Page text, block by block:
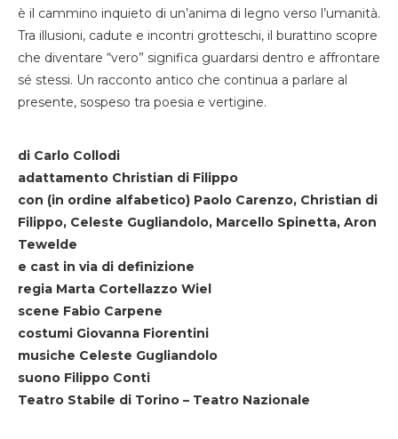
è il cammino inquieto di un’anima di legno verso l’umanità.
Tra illusioni, cadute e incontri grotteschi, il burattino scopre
che diventare “vero” significa guardarsi dentro e affrontare
sé stessi. Un racconto antico che continua a parlare al
presente, sospeso tra poesia e vertigine.
di Carlo Collodi
adattamento Christian di Filippo
con (in ordine alfabetico) Paolo Carenzo, Christian di
Filippo, Celeste Gugliandolo, Marcello Spinetta, Aron
Tewelde
e cast in via di definizione
regia Marta Cortellazzo Wiel
scene Fabio Carpene
costumi Giovanna Fiorentini
musiche Celeste Gugliandolo
suono Filippo Conti
Teatro Stabile di Torino – Teatro Nazionale